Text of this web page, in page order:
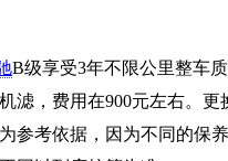
B级享受3年不限公里整车
滤，费用在900元左右。
参考依据，因为不同的保